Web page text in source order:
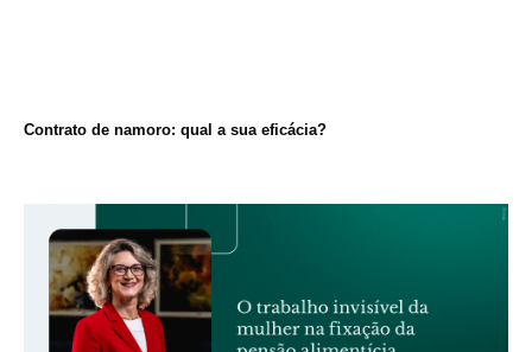
Contrato de namoro: qual a sua eficácia?